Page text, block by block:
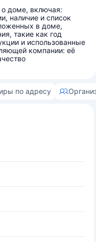
доме, включая:
наличие и список
в доме,
такие как год
и использованные
компании: её
по адресу